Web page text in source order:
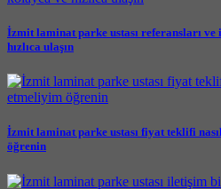
İzmit laminat parke ustası referansları
hızlıca ulaşın
İzmit laminat parke ustası fiyat teklifi
öğrenin